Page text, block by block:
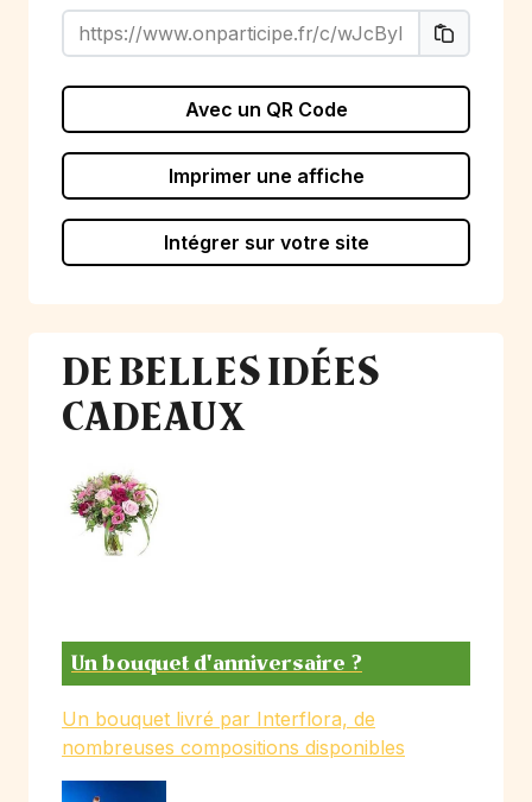
Avec un QR Code
Imprimer une affiche
Intégrer sur votre site
DE BELLES IDÉES
CADEAUX
Un bouquet d'anniversaire ?
Un bouquet livré par Interflora, de
nombreuses compositions disponibles